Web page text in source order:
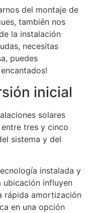
del montaje de
también nos
la instalación
necesitas
puedes
inicial
solares
tres y cinco
sistema y del
instalada y
ubicación influyen
rápida amortización
en una opción